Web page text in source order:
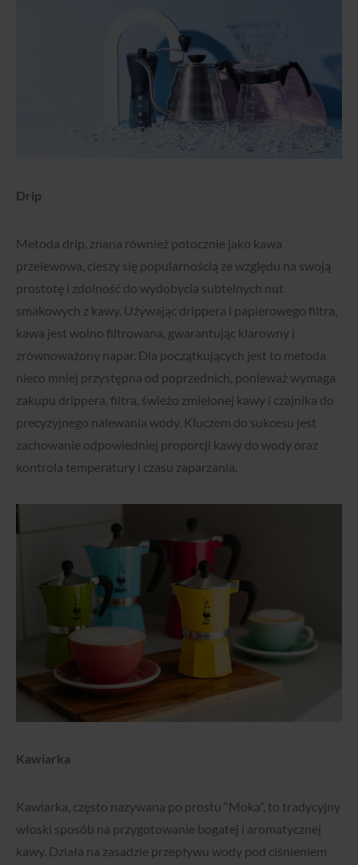
Drip
Metoda drip, znana również potocznie jako kawa
przelewowa, cieszy się popularnością ze względu na swoją
prostotę i zdolność do wydobycia subtelnych nut
smakowych z kawy. Używając drippera i papierowego filtra,
kawa jest wolno filtrowana, gwarantując klarowny i
zrównoważony napar. Dla początkujących jest to metoda
nieco mniej przystępna od poprzednich, ponieważ wymaga
zakupu drippera, filtra, świeżo zmielonej kawy i czajnika do
precyzyjnego nalewania wody. Kluczem do sukcesu jest
zachowanie odpowiedniej proporcji kawy do wody oraz
kontrola temperatury i czasu zaparzania.
Kawiarka
Kawiarka, często nazywana po prostu “Moka”, to tradycyjny
włoski sposób na przygotowanie bogatej i aromatycznej
kawy. Działa na zasadzie przepływu wody pod ciśnieniem